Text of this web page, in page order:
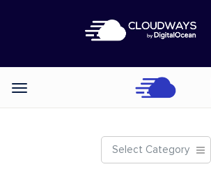
Categories
Select Category